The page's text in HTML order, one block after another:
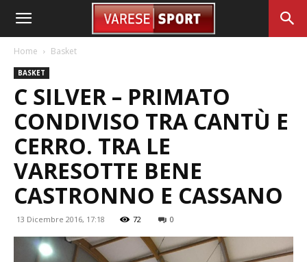
Home Basket
BASKET
C SILVER – PRIMATO
CONDIVISO TRA CANTÙ E
CERRO. TRA LE
VARESOTTE BENE
CASTRONNO E CASSANO
13 Dicembre 2016, 17:18 72 0